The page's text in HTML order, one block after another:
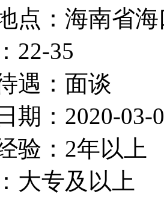
点：海南省
22-35
遇：面谈
期：2020-03-
验：2年以上
大专及以上